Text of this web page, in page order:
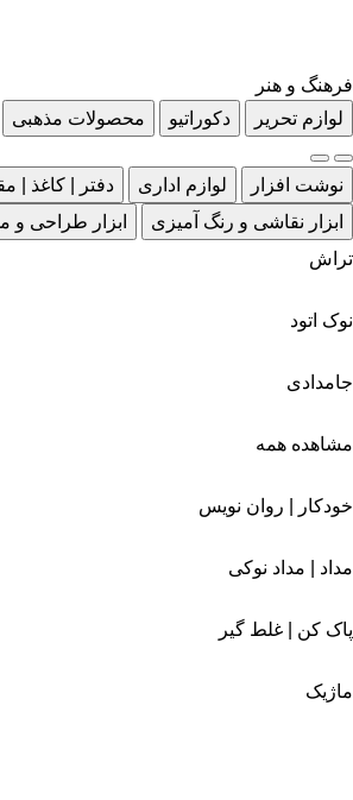
فرهنگ و هنر
لوازم تحریر
دکوراتیو محصولات مذهبی
نوشت افزار لوازم اداری
دفتر | کاغذ |
ابزار نقاشی و رنگ آمیزی
ابزار طراحی و
تراش
نوک اتود
جامدادی
مشاهده همه
خودکار | روان نویس
مداد | مداد نوکی
پاک کن | غلط گیر
ماژیک